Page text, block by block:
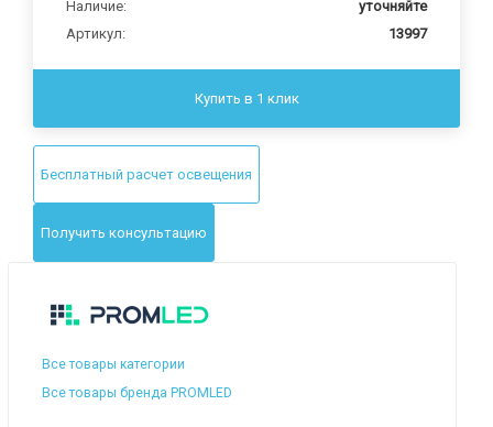
Наличие:
уточняйте
Артикул:
13997
Купить в 1 клик
Бесплатный расчет освещения
Получить консультацию
Все товары категории
Все товары бренда PROMLED